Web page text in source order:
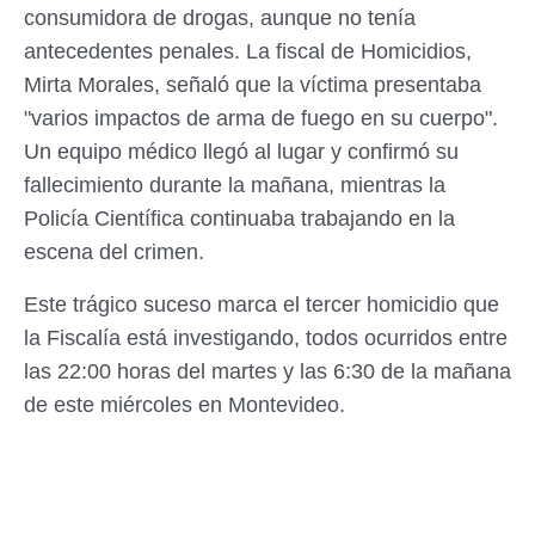
consumidora de drogas, aunque no tenía
antecedentes penales. La fiscal de Homicidios,
Mirta Morales, señaló que la víctima presentaba
"varios impactos de arma de fuego en su cuerpo".
Un equipo médico llegó al lugar y confirmó su
fallecimiento durante la mañana, mientras la
Policía Científica continuaba trabajando en la
escena del crimen.
Este trágico suceso marca el tercer homicidio que
la Fiscalía está investigando, todos ocurridos entre
las 22:00 horas del martes y las 6:30 de la mañana
de este miércoles en Montevideo.